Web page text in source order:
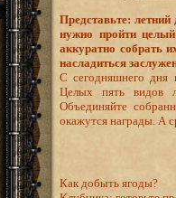
Представьте:
нужно пройти
аккуратно собрать
насладиться
С сегодняшнего дня
Целых пять видов
Объединяйте
окажутся награды. А
Как добыть ягоды?